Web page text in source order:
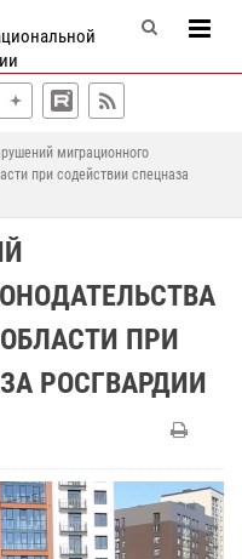
миграционного
при содействии спецназа
ПРИ
РОСГВАРДИИ